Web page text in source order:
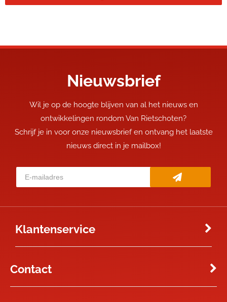
Nieuwsbrief
Wil je op de hoogte blijven van al het nieuws en
ontwikkelingen rondom Van Rietschoten?
Schrijf je in voor onze nieuwsbrief en ontvang het laatste
nieuws direct in je mailbox!
Klantenservice
Contact